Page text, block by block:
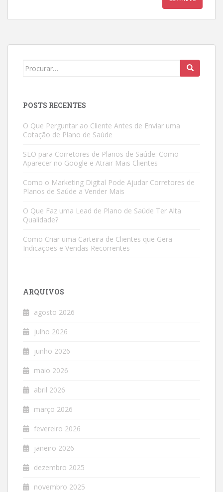
Search
POSTS RECENTES
O Que Perguntar ao Cliente Antes de Enviar uma
Cotação de Plano de Saúde
SEO para Corretores de Planos de Saúde: Como
Aparecer no Google e Atrair Mais Clientes
Como o Marketing Digital Pode Ajudar Corretores de
Planos de Saúde a Vender Mais
O Que Faz uma Lead de Plano de Saúde Ter Alta
Qualidade?
Como Criar uma Carteira de Clientes que Gera
Indicações e Vendas Recorrentes
ARQUIVOS
agosto 2026
julho 2026
junho 2026
maio 2026
abril 2026
março 2026
fevereiro 2026
janeiro 2026
dezembro 2025
novembro 2025